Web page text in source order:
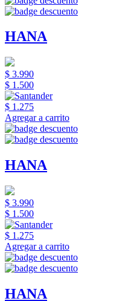
HANA
$ 3.990
$ 1.500
$ 1.275
Agregar a carrito
HANA
$ 3.990
$ 1.500
$ 1.275
Agregar a carrito
HANA